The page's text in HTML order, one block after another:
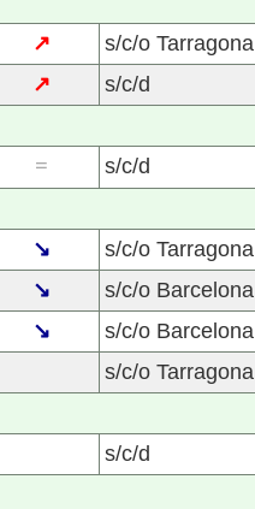
↗
s/c/o Tarragona
↗
s/c/d
=
s/c/d
↘
s/c/o Tarragona
↘
s/c/o Barcelona
↘
s/c/o Barcelona
s/c/o Tarragona
s/c/d